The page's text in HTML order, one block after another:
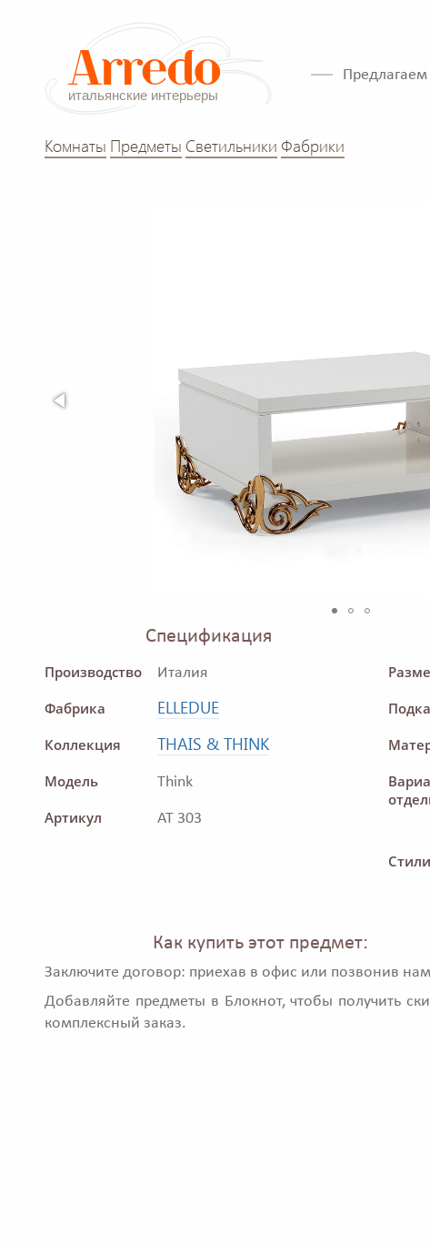
Комнаты Предметы Светильники Фабрики
Спецификация
Производство Италия
Фабрика ELLEDUE
Коллекция THAIS & THINK
Модель Think
Артикул AT 303
Стили
Как купить этот предмет:
Заключите договор: приехав в офис или позвонив
Добавляйте предметы в Блокнот, чтобы получить
комплексный заказ.